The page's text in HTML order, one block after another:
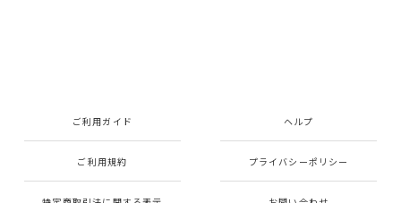
ご利用ガイド ヘルプ
ご利用規約 プライバシーポリシー